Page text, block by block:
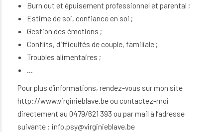
Burn out et épuisement professionnel et parental ;
Estime de soi, confiance en soi ;
Gestion des émotions ;
Conflits, difficultés de couple, familiale ;
Troubles alimentaires ;
…
Pour plus d’informations, rendez-vous sur mon site
http://www.virginieblave.be ou contactez-moi
directement au 0479/621 393 ou par mail à l’adresse
suivante : info.psy@virginieblave.be